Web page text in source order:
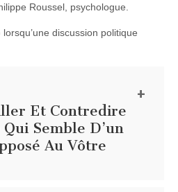
Roussel, psychologue.
discussion politique
Et Contredire
Semble D’un
Au Vôtre